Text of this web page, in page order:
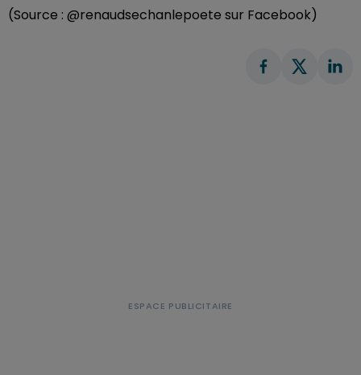
(Source : @renaudsechanlepoete sur Facebook)